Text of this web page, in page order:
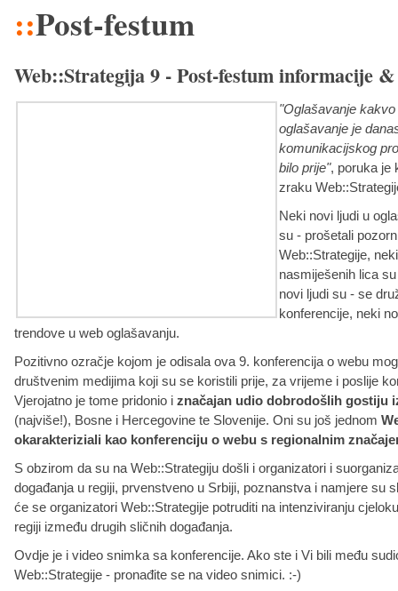
::Post-festum
Web::Strategija 9 - Post-festum informacije
"Oglašavanje
oglašavanje je
komunikacijskog
bilo prije", poruka je
zraku
Neki novi ljudi u
su - prošetali
Web::Strategije,
nasmiješenih lica
novi ljudi su - se
konferencije, neki
trendove u web oglašavanju.
Pozitivno ozračje kojom je odisala ova 9. konferencija o webu
društvenim medijima koji su se koristili prije, za vrijeme i poslije
Vjerojatno je tome pridonio i značajan udio dobrodošlih gostiju
(najviše!), Bosne i Hercegovine te Slovenije. Oni su još jednom
okarakteriziali kao konferenciju o webu s regionalnim
S obzirom da su na Web::Strategiju došli i organizatori i
događanja u regiji, prvenstveno u Srbiji, poznanstva i namjere su
će se organizatori Web::Strategije potruditi na intenziviranju
regiji između drugih sličnih događanja.
Ovdje je i video snimka sa konferencije. Ako ste i Vi bili među
Web::Strategije - pronađite se na video snimici. :-)